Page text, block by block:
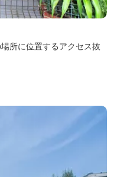
所に位置するアクセス抜